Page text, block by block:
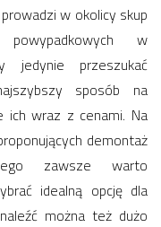
w okolicy skup
w
jedynie przeszukać
sposób na
wraz z cenami. Na
demontaż
zawsze warto
idealną opcję dla
można też dużo